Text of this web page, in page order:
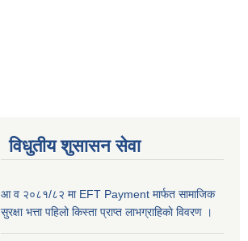
विधुतीय शुसासन सेवा
आ व २०८१/८२ मा EFT Payment मार्फत सामाजिक
सुरक्षा भत्ता पहिलो किस्ता प्राप्त लाभग्राहिकाे विवरण ।